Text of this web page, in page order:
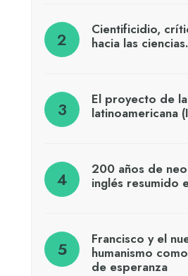
Cientificidio,
hacia las
El proyecto de
latinoamericana
200 años de
inglés resumido
Francisco y el
humanismo
de esperanza